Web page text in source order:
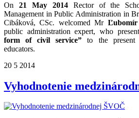
On 21 May 2014 Rector of the
Management in Public Administration in
Cibáková, CSc. welcomed Mr
public administration expert, who
form of civil service” to the present
educators.
20 5 2014
Vyhodnotenie